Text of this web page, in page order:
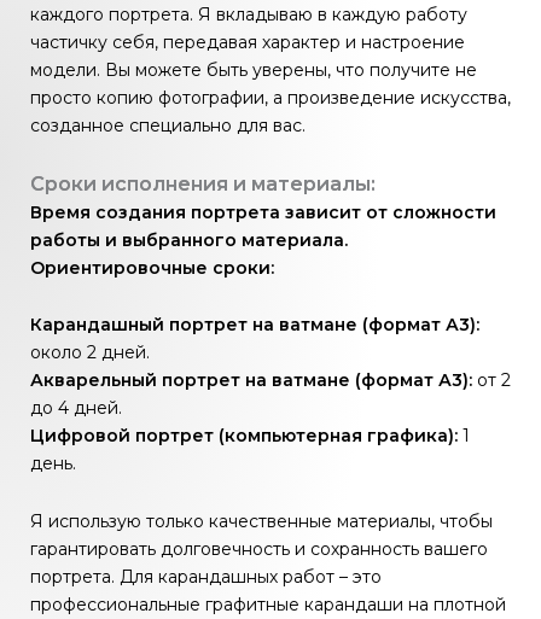
каждого портрета. Я вкладываю в каждую работу
частичку себя, передавая характер и настроение
модели. Вы можете быть уверены, что получите не
просто копию фотографии, а произведение искусства,
созданное специально для вас.
Сроки исполнения и материалы:
Время создания портрета зависит от сложности
работы и выбранного материала.
Ориентировочные сроки:
Карандашный портрет на ватмане (формат А3):
около 2 дней.
Акварельный портрет на ватмане (формат А3): от 2
до 4 дней.
Цифровой портрет (компьютерная графика): 1
день.
Я использую только качественные материалы, чтобы
гарантировать долговечность и сохранность вашего
портрета. Для карандашных работ – это
профессиональные графитные карандаши на плотной